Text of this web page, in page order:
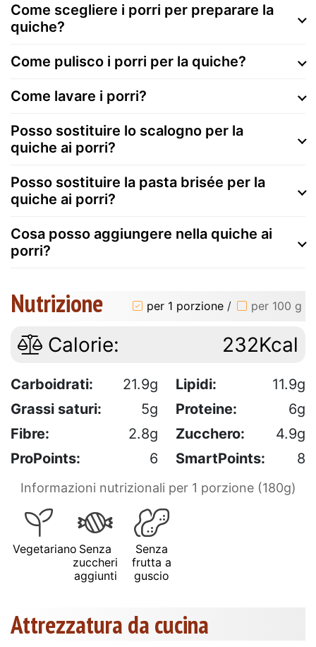
Come scegliere i porri per preparare la
quiche?
Come pulisco i porri per la quiche?
Come lavare i porri?
Posso sostituire lo scalogno per la
quiche ai porri?
Posso sostituire la pasta brisée per la
quiche ai porri?
Cosa posso aggiungere nella quiche ai
porri?
Nutrizione per 1 porzione / per 100 g
Calorie: 232Kcal
Carboidrati: 21.9g Lipidi:
11.9g
Grassi saturi:
5g Proteine:
6g
Fibre:
2.8g Zucchero:
4.9g
ProPoints:
6 SmartPoints: 8
Informazioni nutrizionali per 1 porzione (180g)
Vegetariano Senza
zuccheri
aggiunti
Senza
frutta a
guscio
Attrezzatura da cucina